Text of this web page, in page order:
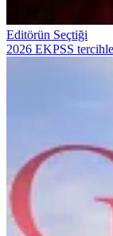
Editörün Seçtiği
2026 EKPSS